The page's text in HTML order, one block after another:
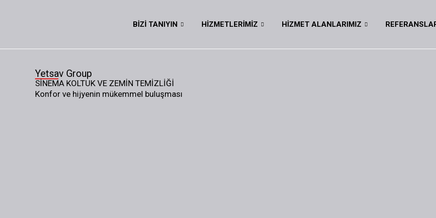
BIZI TANIYIN HIZMETLERIMIZ HIZMET ALANLARIMIZ
Yetsav Group
SINEMA KOLTUK VE ZEMIN TEMIZLIĞI
Konfor ve hijyenin mükemmel buluşması